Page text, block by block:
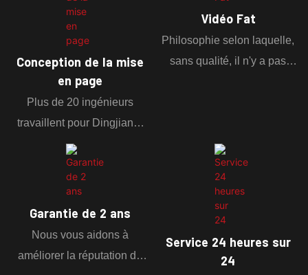
Conception de la mise
en page
Plus de 20 ingénieurs
travaillent pour Dingjiang,
garantissant qualité et
service. Ils vous fournissent
Vidéo Fat
Philosophie selon laquelle,
sans qualité, il n'y a pas
Garantie de 2 ans
Nous vous aidons à
améliorer la réputation de
Service 24 heures sur
24